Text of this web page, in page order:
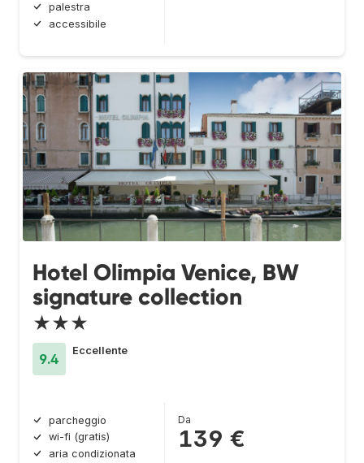
palestra
accessibile
Hotel Olimpia Venice, BW
signature collection
★★★
9.4
Eccellente
parcheggio
wi-fi (gratis)
aria condizionata
Da
139 €